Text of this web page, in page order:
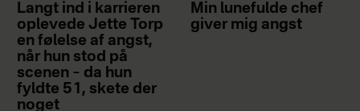
Langt ind i karrieren
oplevede Jette Torp
en følelse af angst,
når hun stod på
scenen – da hun
fyldte 51, skete der
noget
Min lunefulde chef
giver mig angst